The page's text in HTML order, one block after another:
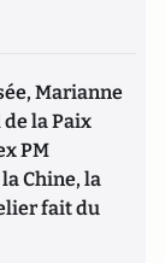
Marianne
la Paix
PM
Chine, la
fait du